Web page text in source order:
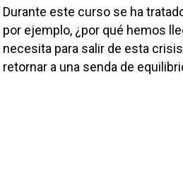
o ESC para cerrar
Durante este curso se ha
por ejemplo, ¿por qué hemos
necesita para salir de esta
retornar a una senda de